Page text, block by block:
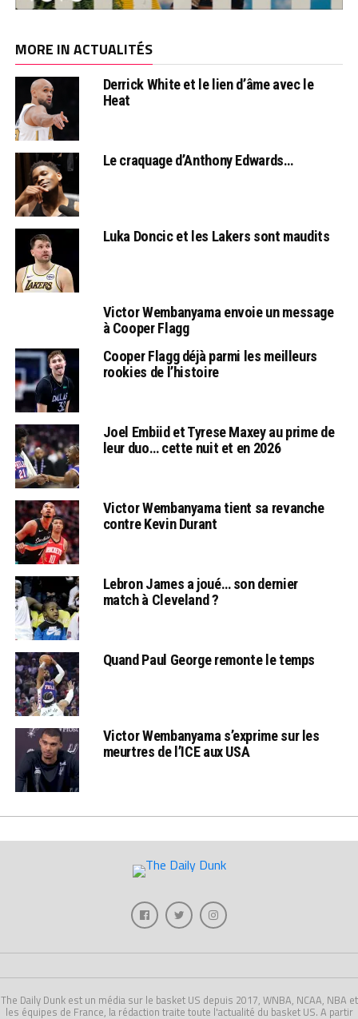
MORE IN ACTUALITÉS
Derrick White et le lien d’âme avec le
Heat
Le craquage d’Anthony Edwards…
Luka Doncic et les Lakers sont maudits
Victor Wembanyama envoie un message
à Cooper Flagg
Cooper Flagg déjà parmi les meilleurs
rookies de l’histoire
Joel Embiid et Tyrese Maxey au prime de
leur duo… cette nuit et en 2026
Victor Wembanyama tient sa revanche
contre Kevin Durant
Lebron James a joué… son dernier
match à Cleveland ?
Quand Paul George remonte le temps
Victor Wembanyama s’exprime sur les
meurtres de l’ICE aux USA
The Daily Dunk est un média sur le basket US depuis 2017, WNBA, NCAA, NBA et
les équipes de France, la rédaction traite toute l'actualité du basket US. A partir